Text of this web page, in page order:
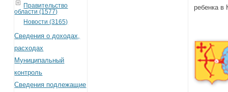
Правительство
области (1577)
Новости (3165)
Сведения о доходах,
расходах
Муниципальный
контроль
Сведения подлежащие
ребенка в